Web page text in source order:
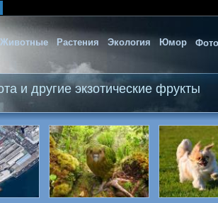
Животные Растения Экология Юмор
и другие экзотические фрукты